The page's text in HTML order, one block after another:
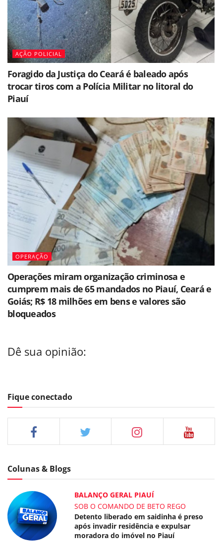
AÇÃO POLICIAL
Foragido da Justiça do Ceará é baleado após
trocar tiros com a Polícia Militar no litoral do
Piauí
OPERAÇÃO
Operações miram organização criminosa e
cumprem mais de 65 mandados no Piauí, Ceará e
Goiás; R$ 18 milhões em bens e valores são
bloqueados
Dê sua opinião:
Fique conectado
Colunas & Blogs
BALANÇO GERAL PIAUÍ
SOB O COMANDO DE BETO REGO
Detento liberado em saidinha é preso
após invadir residência e expulsar
moradora do imóvel no Piauí